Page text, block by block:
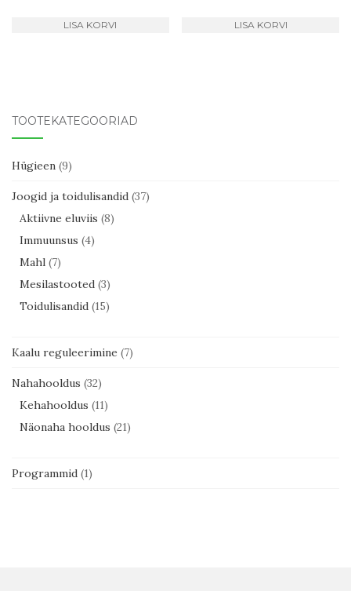
LISA KORVI LISA KORVI
TOOTEKATEGOORIAD
Hügieen (9)
Joogid ja toidulisandid (37)
Aktiivne eluviis (8)
Immuunsus (4)
Mahl (7)
Mesilastooted (3)
Toidulisandid (15)
Kaalu reguleerimine (7)
Nahahooldus (32)
Kehahooldus (11)
Näonaha hooldus (21)
Programmid (1)